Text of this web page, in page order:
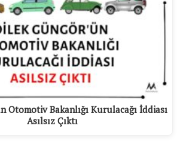
Otomotiv Bakanlığı Kurulacağı İddiası
Asılsız Çıktı